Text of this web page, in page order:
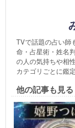
TVで話題の占い師
命・占星術・姓名
の人の気持ちや相
カテゴリごとに鑑
他の記事も見る